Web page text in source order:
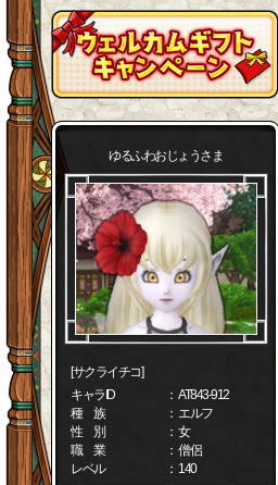
ゆるふわおじょうさま
[サクライチコ]
キャラID
： AT843-912
種 族
： エルフ
性 別
： 女
職 業
： 僧侶
レベル
： 140